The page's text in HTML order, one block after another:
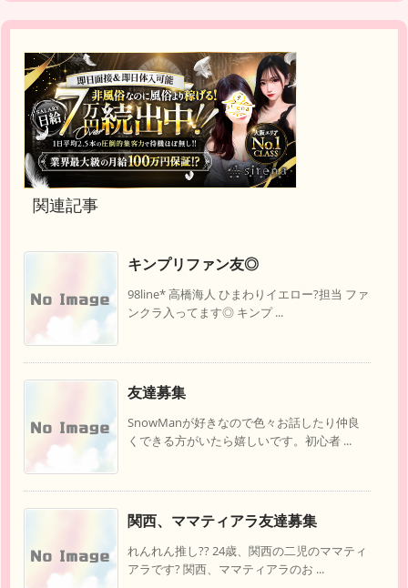
関連記事
キンプリファン友◎
98line* 高橋海人 ひまわりイエロー?担当 ファ
ンクラ入ってます◎ キンプ ...
友達募集
SnowManが好きなので色々お話したり仲良
くできる方がいたら嬉しいです。初心者 ...
関西、ママティアラ友達募集
れんれん推し?? 24歳、関西の二児のママティ
アラです? 関西、ママティアラのお ...